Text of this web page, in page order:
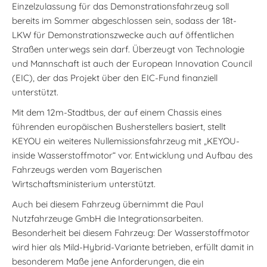
Einzelzulassung für das Demonstrationsfahrzeug soll
bereits im Sommer abgeschlossen sein, sodass der 18t-
LKW für Demonstrationszwecke auch auf öffentlichen
Straßen unterwegs sein darf. Überzeugt von Technologie
und Mannschaft ist auch der European Innovation Council
(EIC), der das Projekt über den EIC-Fund finanziell
unterstützt.
Mit dem 12m-Stadtbus, der auf einem Chassis eines
führenden europäischen Busherstellers basiert, stellt
KEYOU ein weiteres Nullemissionsfahrzeug mit „KEYOU-
inside Wasserstoffmotor“ vor. Entwicklung und Aufbau des
Fahrzeugs werden vom Bayerischen
Wirtschaftsministerium unterstützt.
Auch bei diesem Fahrzeug übernimmt die Paul
Nutzfahrzeuge GmbH die Integrationsarbeiten.
Besonderheit bei diesem Fahrzeug: Der Wasserstoffmotor
wird hier als Mild-Hybrid-Variante betrieben, erfüllt damit in
besonderem Maße jene Anforderungen, die ein